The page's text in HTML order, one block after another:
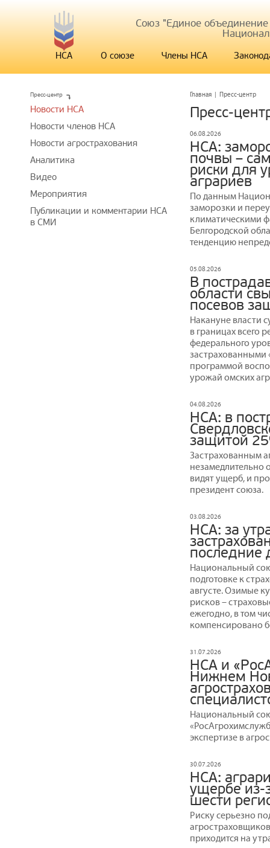
Союз "Единое
НСА О союзе Члены НСА
Главная | Пресс-центр
Пресс-
06.08.2026
НСА:
почвы –
риски для
аграриев
По данным
заморозки и
климатическими
Белгородской
тенденцию
05.08.2026
В
области
посевов
Накануне власти
в границах всего
федерального
застрахованными
программой
урожай омских
04.08.2026
НСА: в
защитой
Застрахованным
незамедлительно
видят ущерб, и
президент союза.
03.08.2026
НСА: за
последние
Национальный
подготовке к
августе. Озимые
рисков –
ежегодно, в том
компенсировано
31.07.2026
НСА и
Нижнем
Национальный
экспертизе в
30.07.2026
НСА:
ущербе из-
шести
Риску серьезно
приходится на
Пресс-центр
Новости НСА
Новости членов НСА
Новости агрострахования
Аналитика
Видео
Мероприятия
Публикации и комментарии НСА
в СМИ